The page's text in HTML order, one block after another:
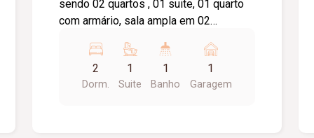
sendo 02 quartos , 01 suite, 01 quarto
com armário, sala ampla em 02
cozinha com armário, área de serviço,
banheiro social com box e armário,
elevador privativo, 01 vaga de garagem,
2
Dorm.
1
Suite
1
Banho
1
Garagem